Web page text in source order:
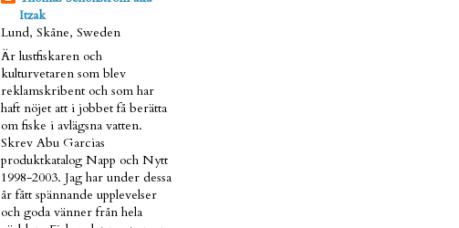
Itzak
Lund, Skåne, Sweden
Är lustfiskaren och
kulturvetaren som blev
reklamskribent och som har
haft nöjet att i jobbet få berätta
om fiske i avlägsna vatten.
Skrev Abu Garcias
produktkatalog Napp och Nytt
1998-2003. Jag har under dessa
år fått spännande upplevelser
och goda vänner från hela